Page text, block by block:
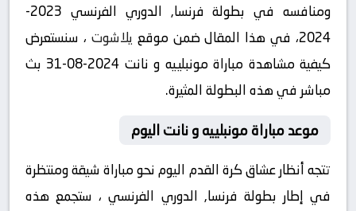
ومنافسه في بطولة فرنسا, الدوري الفرنسي 2023-
2024، في هذا المقال ضمن موقع
يلاشوت ، سنستعرض
كيفية مشاهدة مباراة مونبلييه و نانت 2024-08-31 بث
مباشر في هذه البطولة المثيرة.
موعد مباراة مونبلييه و نانت اليوم
تتجه أنظار عشاق كرة القدم اليوم نحو مباراة شيقة ومنتظرة
في إطار بطولة فرنسا, الدوري الفرنسي ، ستجمع هذه